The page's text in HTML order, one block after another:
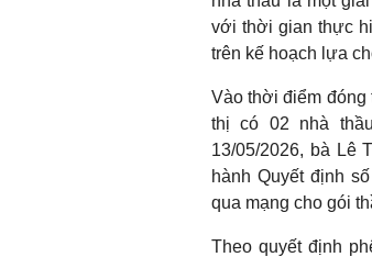
với thời gian thực
trên kế hoạch lựa
Vào thời điểm đóng
thị có 02 nhà
13/05/2026, bà Lê
hành Quyết định
qua mạng cho gói
Theo quyết định